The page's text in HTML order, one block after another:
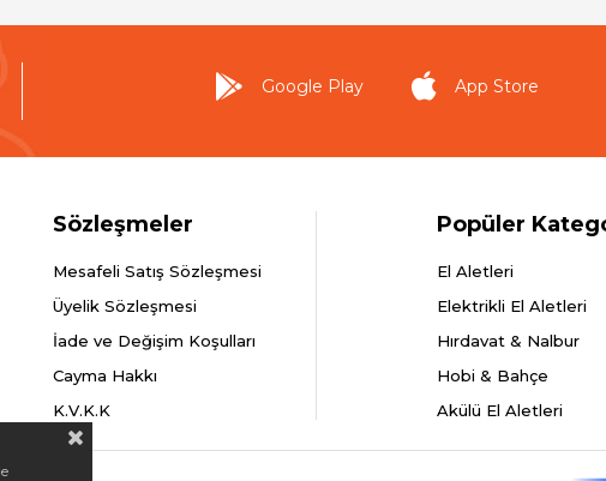
Google Play App Store
Sözleşmeler
Mesafeli Satış Sözleşmesi
Üyelik Sözleşmesi
İade ve Değişim Koşulları
Cayma Hakkı
K.V.K.K
Popüler
El Aletleri
Elektrikli El Aletleri
Hırdavat & Nalbur
Hobi & Bahçe
Akülü El Aletleri